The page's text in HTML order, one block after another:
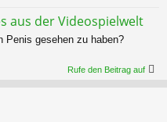
aus der Videospielwelt
Penis gesehen zu haben?
Rufe den Beitrag auf